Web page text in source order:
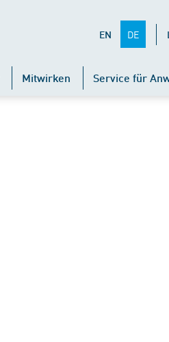
EN DE
Mitwirken Service für